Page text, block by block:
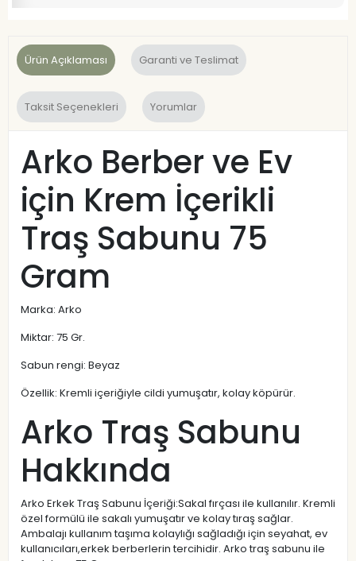
Ürün Açıklaması Garanti ve Teslimat
Taksit Seçenekleri Yorumlar
Arko Berber ve Ev
için Krem İçerikli
Traş Sabunu 75
Gram
Marka: Arko
Miktar: 75 Gr.
Sabun rengi: Beyaz
Özellik: Kremli içeriğiyle cildi yumuşatır, kolay köpürür.
Arko Traş Sabunu
Hakkında
Arko Erkek Traş Sabunu İçeriği:Sakal fırçası ile kullanılır. Kremli
özel formülü ile sakalı yumuşatır ve kolay tıraş sağlar.
Ambalajı kullanım taşıma kolaylığı sağladığı için seyahat, ev
kullanıcıları,erkek berberlerin tercihidir. Arko traş sabunu ile